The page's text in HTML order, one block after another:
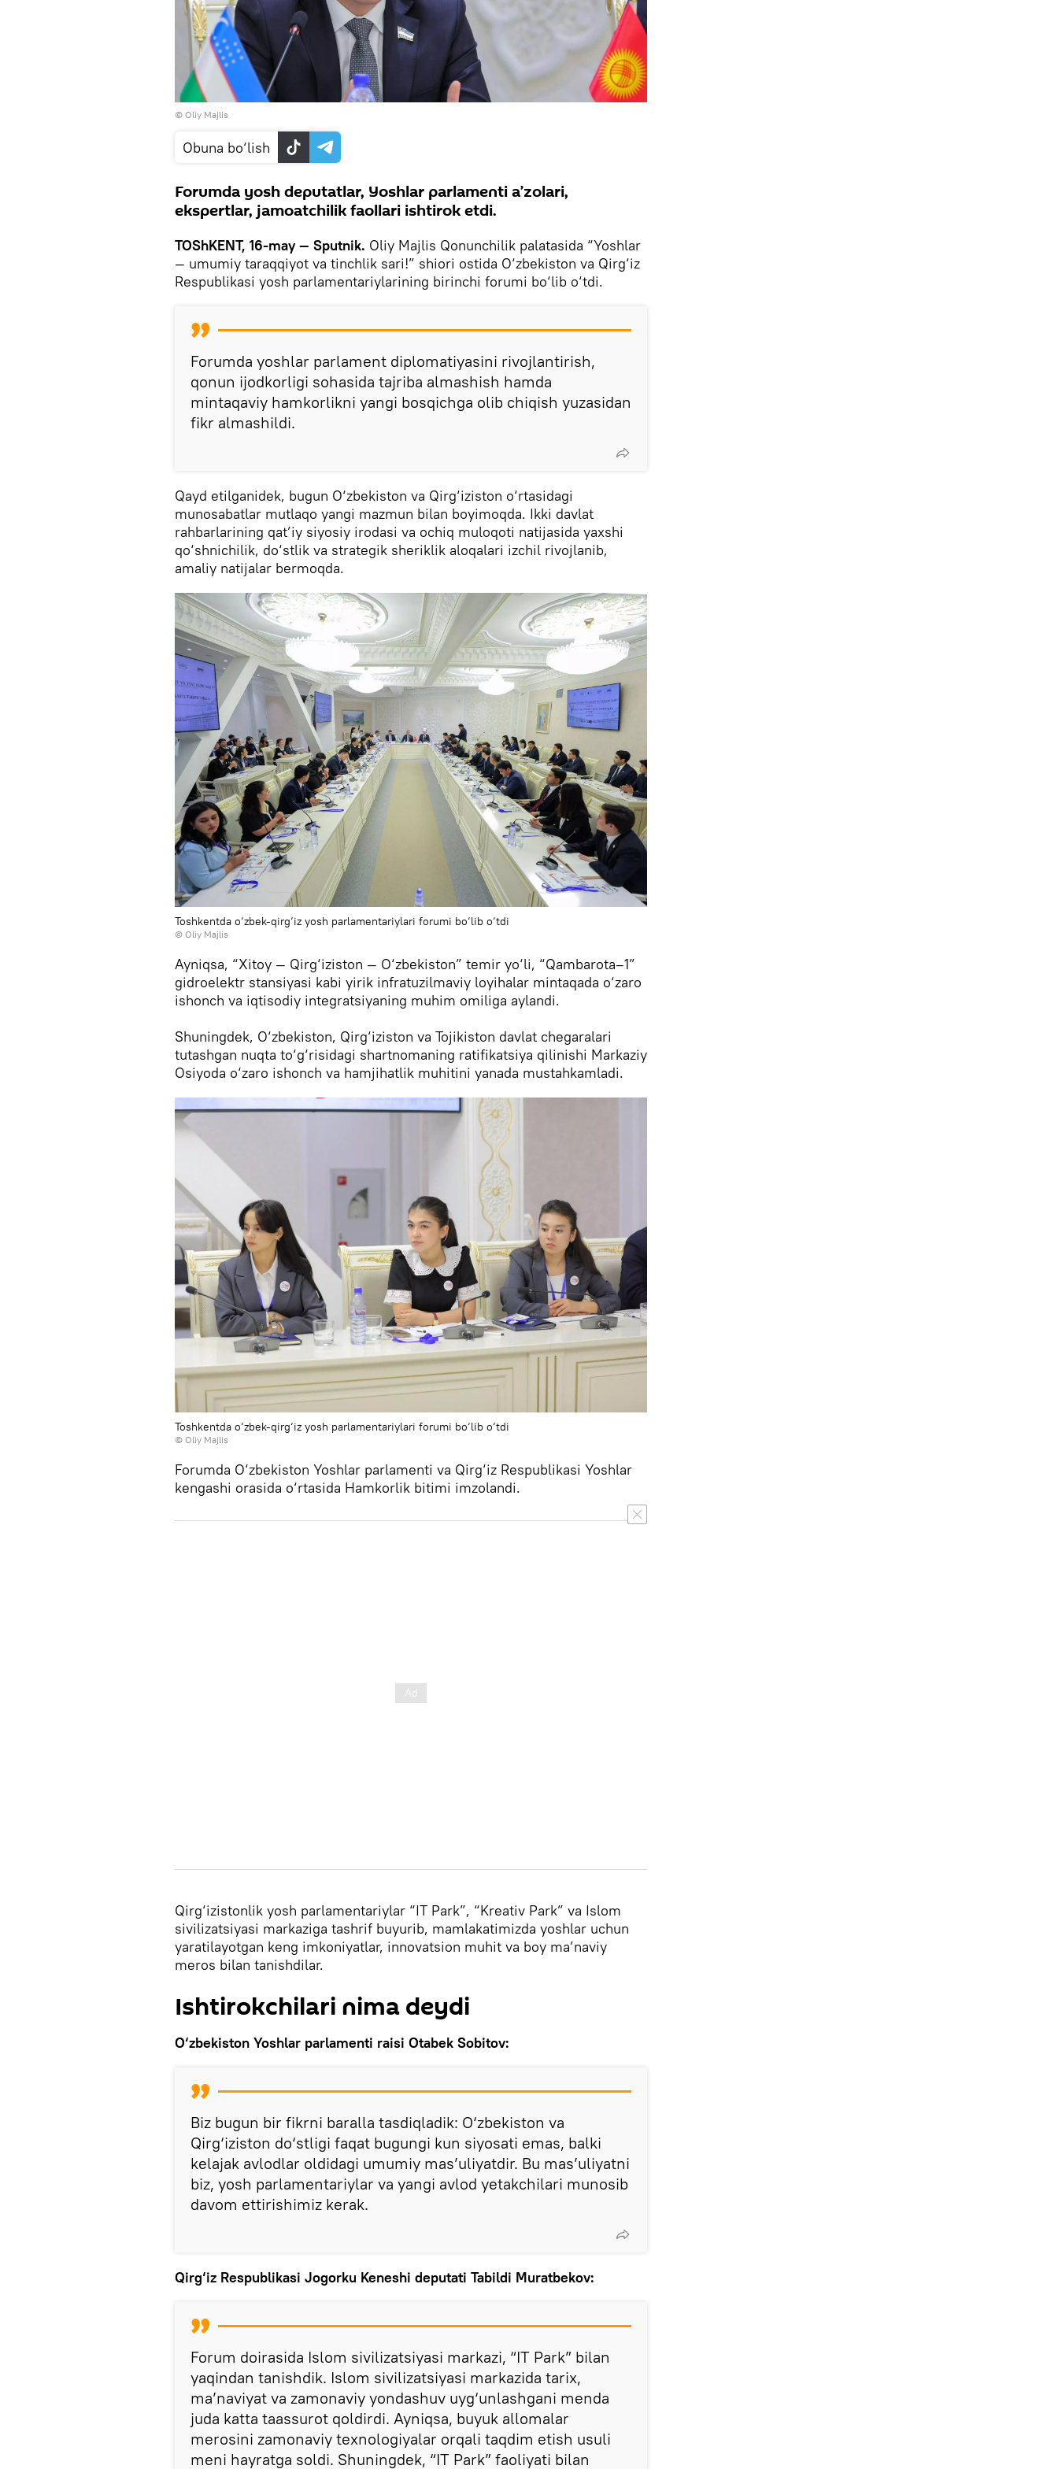
© Oliy Majlis
Obuna bo‘lish
Forumda yosh deputatlar, Yoshlar parlamenti a’zolari,
ekspertlar, jamoatchilik faollari ishtirok etdi.
TOShKENT, 16-may — Sputnik. Oliy Majlis Qonunchilik palatasida “Yoshlar
— umumiy taraqqiyot va tinchlik sari!” shiori ostida O‘zbekiston va Qirg‘iz
Respublikasi yosh parlamentariylarining birinchi forumi bo‘lib o‘tdi.
Forumda yoshlar parlament diplomatiyasini rivojlantirish,
qonun ijodkorligi sohasida tajriba almashish hamda
mintaqaviy hamkorlikni yangi bosqichga olib chiqish yuzasidan
fikr almashildi.
Qayd etilganidek, bugun O‘zbekiston va Qirg‘iziston o‘rtasidagi
munosabatlar mutlaqo yangi mazmun bilan boyimoqda. Ikki davlat
rahbarlarining qat’iy siyosiy irodasi va ochiq muloqoti natijasida yaxshi
qo‘shnichilik, do‘stlik va strategik sheriklik aloqalari izchil rivojlanib,
amaliy natijalar bermoqda.
Toshkentda o‘zbek-qirg‘iz yosh parlamentariylari forumi bo‘lib o‘tdi
© Oliy Majlis
Ayniqsa, “Xitoy — Qirg‘iziston — O‘zbekiston” temir yo‘li, “Qambarota–1”
gidroelektr stansiyasi kabi yirik infratuzilmaviy loyihalar mintaqada o‘zaro
ishonch va iqtisodiy integratsiyaning muhim omiliga aylandi.
Shuningdek, O‘zbekiston, Qirg‘iziston va Tojikiston davlat chegaralari
tutashgan nuqta to‘g‘risidagi shartnomaning ratifikatsiya qilinishi Markaziy
Osiyoda o‘zaro ishonch va hamjihatlik muhitini yanada mustahkamladi.
Toshkentda o‘zbek-qirg‘iz yosh parlamentariylari forumi bo‘lib o‘tdi
© Oliy Majlis
Forumda O‘zbekiston Yoshlar parlamenti va Qirg‘iz Respublikasi Yoshlar
kengashi orasida o‘rtasida Hamkorlik bitimi imzolandi.
Qirg‘izistonlik yosh parlamentariylar “IT Park”, “Kreativ Park” va Islom
sivilizatsiyasi markaziga tashrif buyurib, mamlakatimizda yoshlar uchun
yaratilayotgan keng imkoniyatlar, innovatsion muhit va boy ma’naviy
meros bilan tanishdilar.
Ishtirokchilari nima deydi
O‘zbekiston Yoshlar parlamenti raisi Otabek Sobitov:
Biz bugun bir fikrni baralla tasdiqladik: O‘zbekiston va
Qirg‘iziston do‘stligi faqat bugungi kun siyosati emas, balki
kelajak avlodlar oldidagi umumiy mas’uliyatdir. Bu mas’uliyatni
biz, yosh parlamentariylar va yangi avlod yetakchilari munosib
davom ettirishimiz kerak.
Qirg‘iz Respublikasi Jogorku Keneshi deputati Tabildi Muratbekov:
Forum doirasida Islom sivilizatsiyasi markazi, “IT Park” bilan
yaqindan tanishdik. Islom sivilizatsiyasi markazida tarix,
ma’naviyat va zamonaviy yondashuv uyg‘unlashgani menda
juda katta taassurot qoldirdi. Ayniqsa, buyuk allomalar
merosini zamonaviy texnologiyalar orqali taqdim etish usuli
meni hayratga soldi. Shuningdek, “IT Park” faoliyati bilan